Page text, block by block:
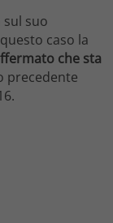
suo
caso la
che sta
precedente